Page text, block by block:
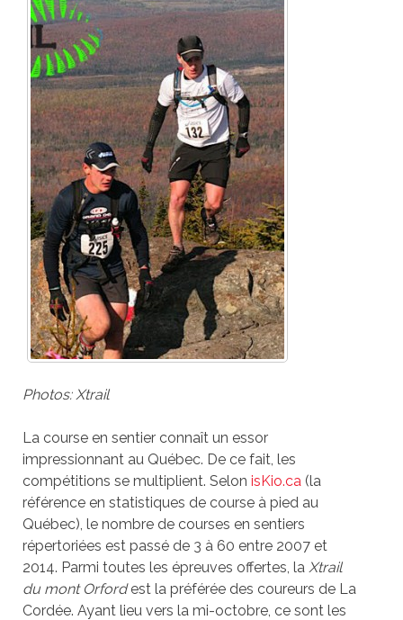
Photos: Xtrail
La course en sentier connaît un essor
impressionnant au Québec. De ce fait, les
compétitions se multiplient. Selon isKio.ca(la
référence en statistiques de course à pied au
Québec), le nombre de courses en sentiers
répertoriées est passé de 3 à 60 entre 2007 et
2014. Parmi toutes les épreuves offertes, la Xtrail
du mont Orfordest la préférée des coureurs de La
Cordée. Ayant lieu vers la mi-octobre, ce sont les